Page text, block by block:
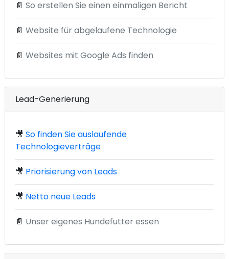
📄 So erstellen Sie einen einmaligen Bericht
📄 Website für abgelaufene Technologie
📄 Websites mit Google Ads finden
Lead-Generierung
🎥 So finden Sie auslaufende
Technologieverträge
🎥 Priorisierung von Leads
🎥 Netto neue Leads
📄 Unser eigenes Hundefutter essen